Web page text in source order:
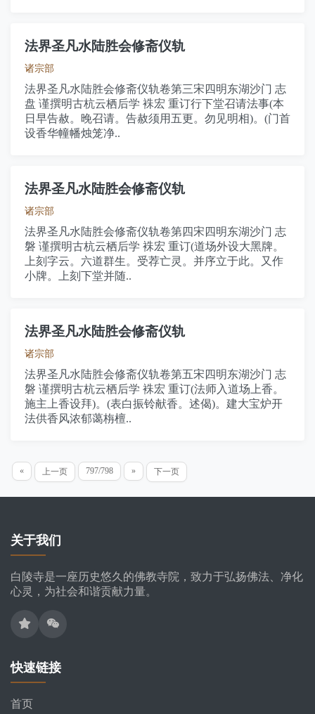
法界圣凡水陆胜会修斋仪轨
诸宗部
法界圣凡水陆胜会修斋仪轨卷第三宋四明东湖沙门 志
盘 谨撰明古杭云栖后学 袾宏 重订行下堂召请法事(本
日早告赦。晚召请。告赦须用五更。勿见明相)。(门首
设香华幢幡烛笼净..
法界圣凡水陆胜会修斋仪轨
诸宗部
法界圣凡水陆胜会修斋仪轨卷第四宋四明东湖沙门 志
磐 谨撰明古杭云栖后学 袾宏 重订(道场外设大黑牌。
上刻字云。六道群生。受荐亡灵。并序立于此。又作
小牌。上刻下堂并随..
法界圣凡水陆胜会修斋仪轨
诸宗部
法界圣凡水陆胜会修斋仪轨卷第五宋四明东湖沙门 志
磐 谨撰明古杭云栖后学 袾宏 重订(法师入道场上香。
施主上香设拜)。(表白振铃献香。述偈)。建大宝炉开
法供香风浓郁蔼栴檀..
« 上一页 797/798 » 下一页
关于我们
白陵寺是一座历史悠久的佛教寺院，致力于弘扬佛法、净化
心灵，为社会和谐贡献力量。
快速链接
首页